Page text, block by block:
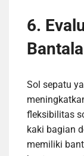
6.
Sol sepatu
fleksibilitas
kaki bagian
memiliki